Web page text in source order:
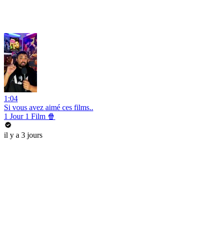
1:04
Si vous avez aimé ces films..
1 Jour 1 Film 🍿
il y a 3 jours